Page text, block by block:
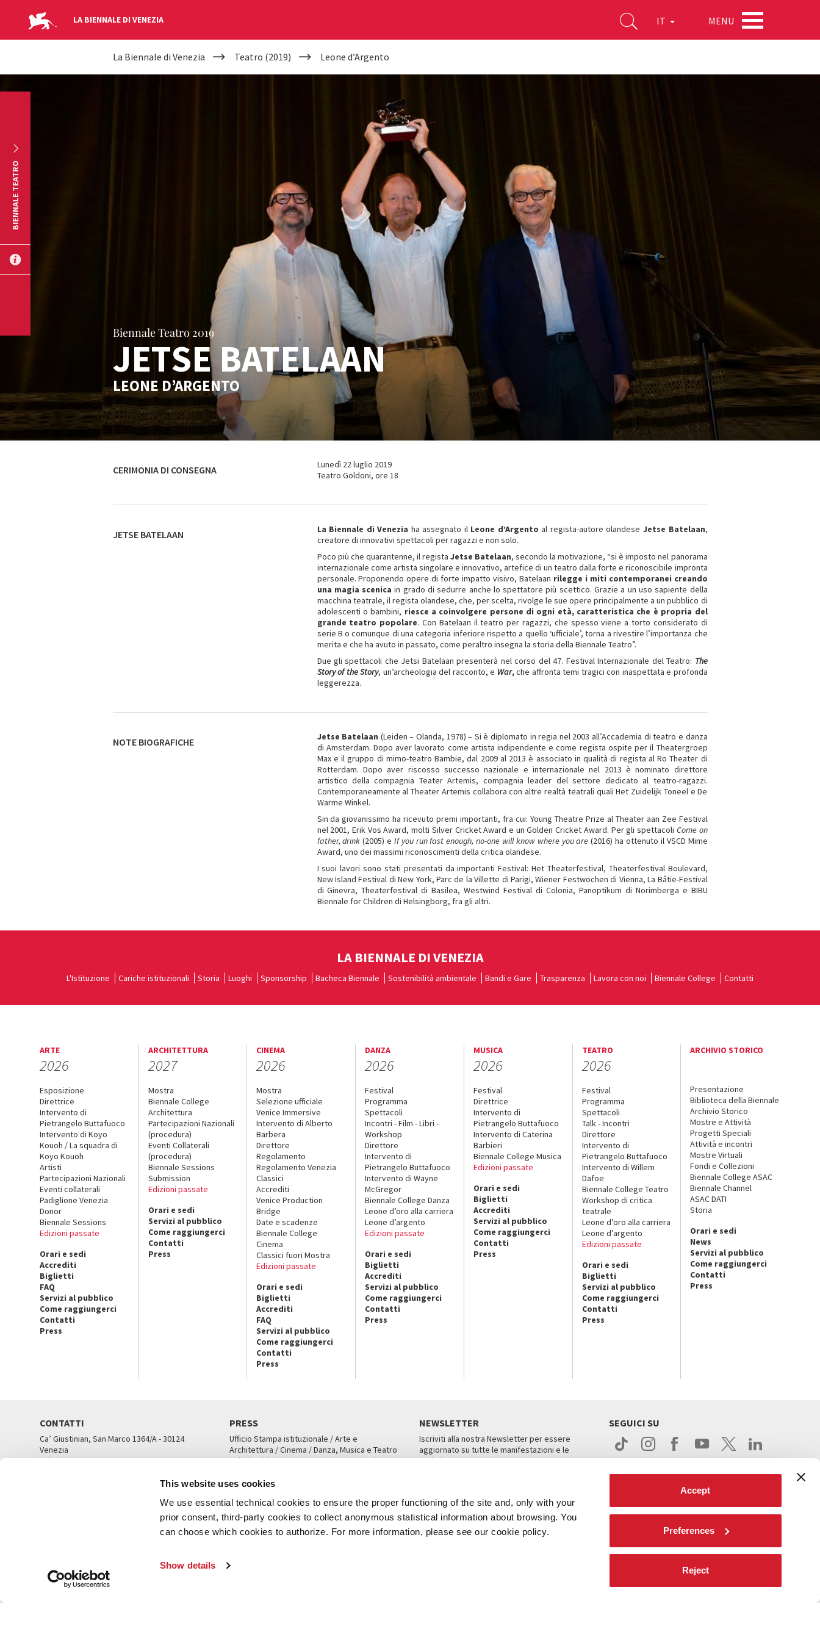
This website uses cookies
We use essential technical cookies to ensure the proper functioning of the site and, only with your
prior consent, third-party cookies to collect anonymous statistical information about browsing. You
can choose which cookies to authorize. For more information, please see our cookie policy.
Show details
Accept
Preferences
Reject
LA BIENNALE DI VENEZIA IT MENU
YOUR
ARE
La Biennale di Venezia Teatro (2019) Leone d’Argento
Biennale Teatro 2019
JETSE BATELAAN
LEONE D’ARGENTO
CERIMONIA DI CONSEGNA
Lunedì 22 luglio 2019
Teatro Goldoni, ore 18
JETSE BATELAAN La Biennale di Venezia ha assegnato il Leone d’Argento al regista-autore olandese Jetse Batelaan,
creatore di innovativi spettacoli per ragazzi e non solo.
Poco più che quarantenne, il regista Jetse Batelaan, secondo la motivazione, “si è imposto nel panorama
internazionale come artista singolare e innovativo, artefice di un teatro dalla forte e riconoscibile impronta
personale. Proponendo opere di forte impatto visivo, Batelaan rilegge i miti contemporanei creando
una magia scenica in grado di sedurre anche lo spettatore più scettico. Grazie a un uso sapiente della
macchina teatrale, il regista olandese, che, per scelta, rivolge le sue opere principalmente a un pubblico di
adolescenti o bambini, riesce a coinvolgere persone di ogni età, caratteristica che è propria del
grande teatro popolare. Con Batelaan il teatro per ragazzi, che spesso viene a torto considerato di
serie B o comunque di una categoria inferiore rispetto a quello ‘ufficiale’, torna a rivestire l’importanza che
merita e che ha avuto in passato, come peraltro insegna la storia della Biennale Teatro”.
Due gli spettacoli che Jetsi Batelaan presenterà nel corso del 47. Festival Internazionale del Teatro: The
Story of the Story, un’archeologia del racconto, e War,che affronta temi tragici con inaspettata e profonda
leggerezza.
NOTE BIOGRAFICHE Jetse Batelaan (Leiden – Olanda, 1978) – Si è diplomato in regia nel 2003 all’Accademia di teatro e danza
di Amsterdam. Dopo aver lavorato come artista indipendente e come regista ospite per il Theatergroep
Max e il gruppo di mimo-teatro Bambie, dal 2009 al 2013 è associato in qualità di regista al Ro Theater di
Rotterdam. Dopo aver riscosso successo nazionale e internazionale nel 2013 è nominato direttore
artistico della compagnia Teater Artemis, compagnia leader del settore dedicato al teatro-ragazzi.
Contemporaneamente al Theater Artemis collabora con altre realtà teatrali quali Het Zuidelijk Toneel e De
Warme Winkel.
Sin da giovanissimo ha ricevuto premi importanti, fra cui: Young Theatre Prize al Theater aan Zee Festival
nel 2001, Erik Vos Award, molti Silver Cricket Award e un Golden Cricket Award. Per gli spettacoli Come on
father, drink (2005) e If you run fast enough, no-one will know where you are (2016) ha ottenuto il VSCD Mime
Award, uno dei massimi riconoscimenti della critica olandese.
I suoi lavori sono stati presentati da importanti Festival: Het Theaterfestival, Theaterfestival Boulevard,
New Island Festival di New York, Parc de la Villette di Parigi, Wiener Festwochen di Vienna, La Bâtie-Festival
di Ginevra, Theaterfestival di Basilea, Westwind Festival di Colonia, Panoptikum di Norimberga e BIBU
Biennale for Children di Helsingborg, fra gli altri.
BIENNALE TEATRO
LA BIENNALE DI VENEZIA
L'Istituzione Cariche istituzionali Storia Luoghi Sponsorship Bacheca Biennale Sostenibilità ambientale Bandi e Gare Trasparenza Lavora con noi Biennale College Contatti
ARTE
2026
Esposizione
Direttrice
Intervento di
Pietrangelo Buttafuoco
Intervento di Koyo
Kouoh / La squadra di
Koyo Kouoh
Artisti
Partecipazioni Nazionali
Eventi collaterali
Padiglione Venezia
Donor
Biennale Sessions
Edizioni passate
Orari e sedi
Accrediti
Biglietti
FAQ
Servizi al pubblico
Come raggiungerci
Contatti
Press
ARCHITETTURA
2027
Mostra
Biennale College
Architettura
Partecipazioni Nazionali
(procedura)
Eventi Collaterali
(procedura)
Biennale Sessions
Submission
Edizioni passate
Orari e sedi
Servizi al pubblico
Come raggiungerci
Contatti
Press
CINEMA
2026
Mostra
Selezione ufficiale
Venice Immersive
Intervento di Alberto
Barbera
Direttore
Regolamento
Regolamento Venezia
Classici
Accrediti
Venice Production
Bridge
Date e scadenze
Biennale College
Cinema
Classici fuori Mostra
Edizioni passate
Orari e sedi
Biglietti
Accrediti
FAQ
Servizi al pubblico
Come raggiungerci
Contatti
Press
DANZA
2026
Festival
Programma
Spettacoli
Incontri - Film - Libri -
Workshop
Direttore
Intervento di
Pietrangelo Buttafuoco
Intervento di Wayne
McGregor
Biennale College Danza
Leone d’oro alla carriera
Leone d’argento
Edizioni passate
Orari e sedi
Biglietti
Accrediti
Servizi al pubblico
Come raggiungerci
Contatti
Press
MUSICA
2026
Festival
Direttrice
Intervento di
Pietrangelo Buttafuoco
Intervento di Caterina
Barbieri
Biennale College Musica
Edizioni passate
Orari e sedi
Biglietti
Accrediti
Servizi al pubblico
Come raggiungerci
Contatti
Press
TEATRO
2026
Festival
Programma
Spettacoli
Talk - Incontri
Direttore
Intervento di
Pietrangelo Buttafuoco
Intervento di Willem
Dafoe
Biennale College Teatro
Workshop di critica
teatrale
Leone d’oro alla carriera
Leone d’argento
Edizioni passate
Orari e sedi
Biglietti
Servizi al pubblico
Come raggiungerci
Contatti
Press
ARCHIVIO STORICO
Presentazione
Biblioteca della Biennale
Archivio Storico
Mostre e Attività
Progetti Speciali
Attività e incontri
Mostre Virtuali
Fondi e Collezioni
Biennale College ASAC
Biennale Channel
ASAC DATI
Storia
Orari e sedi
News
Servizi al pubblico
Come raggiungerci
Contatti
Press
CONTATTI
Ca’ Giustinian, San Marco 1364/A - 30124
Venezia
Tel. 041 5218711
PRESS
Ufficio Stampa istituzionale / Arte e
Architettura / Cinema / Danza, Musica e Teatro
Ca’ Giustinian, San Marco 1364/A, Venezia
UFFICI STAMPA
NEWSLETTER
Iscriviti alla nostra Newsletter per essere
aggiornato su tutte le manifestazioni e le
iniziative.
SEGUICI SU